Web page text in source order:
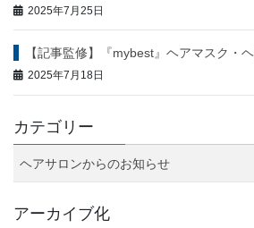
2025年7月25日
【記事監修】『mybest』ヘアマスク・
2025年7月18日
カテゴリー
ヘアサロンからのお知らせ
アーカイブ化